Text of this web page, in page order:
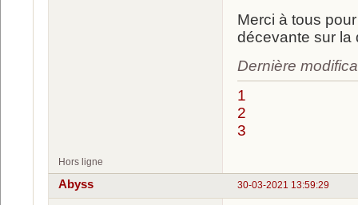
Merci à tous
décevante sur la
Dernière
1
2
3
Hors ligne
30-03-2021 13:59:29
Abyss